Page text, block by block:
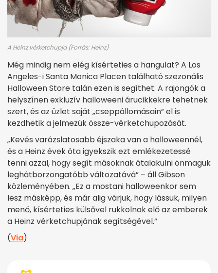
A Heinz vérketchupja (Forrás: Heinz)
Még mindig nem elég kísérteties a hangulat? A Los
Angeles-i Santa Monica Placen található szezonális
Halloween Store talán ezen is segíthet. A rajongók a
helyszínen exkluzív halloweeni árucikkekre tehetnek
szert, és az üzlet saját „cseppállomásain” el is
kezdhetik a jelmezük össze-vérketchupozását.
„Kevés varázslatosabb éjszaka van a halloweennél,
és a Heinz évek óta igyekszik ezt emlékezetessé
tenni azzal, hogy segít másoknak átalakulni önmaguk
leghátborzongatóbb változatává” – áll Gibson
közleményében. „Ez a mostani halloweenkor sem
lesz másképp, és már alig várjuk, hogy lássuk, milyen
menő, kísérteties külsővel rukkolnak elő az emberek
a Heinz vérketchupjának segítségével.”
(Via)